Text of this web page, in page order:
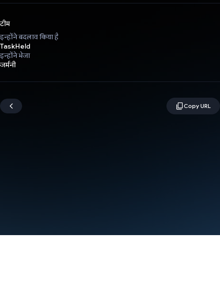
टीम
इन्होंने बदलाव किया है
TaskHeld
इन्होंने भेजा
जर्मनी